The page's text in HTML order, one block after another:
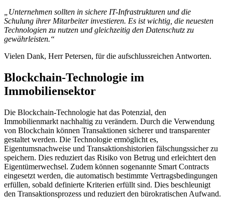
„Unternehmen sollten in sichere IT-Infrastrukturen und die
Schulung ihrer Mitarbeiter investieren. Es ist wichtig, die neuesten
Technologien zu nutzen und gleichzeitig den Datenschutz zu
gewährleisten.“
Vielen Dank, Herr Petersen, für die aufschlussreichen Antworten.
Blockchain-Technologie im
Immobiliensektor
Die Blockchain-Technologie hat das Potenzial, den
Immobilienmarkt nachhaltig zu verändern. Durch die Verwendung
von Blockchain können Transaktionen sicherer und transparenter
gestaltet werden. Die Technologie ermöglicht es,
Eigentumsnachweise und Transaktionshistorien fälschungssicher zu
speichern. Dies reduziert das Risiko von Betrug und erleichtert den
Eigentümerwechsel. Zudem können sogenannte Smart Contracts
eingesetzt werden, die automatisch bestimmte Vertragsbedingungen
erfüllen, sobald definierte Kriterien erfüllt sind. Dies beschleunigt
den Transaktionsprozess und reduziert den bürokratischen Aufwand.